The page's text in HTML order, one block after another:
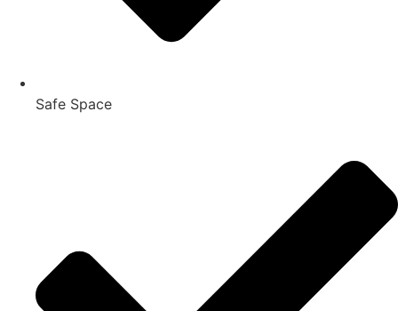
Safe Space